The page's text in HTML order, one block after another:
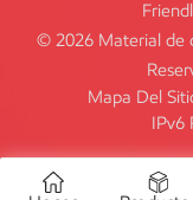
© 2026 Material de
Mapa Del
IPv6